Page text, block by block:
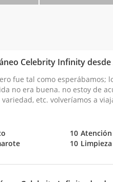
Celebrity Infinity desde
fue tal como esperábamos;
no era buena. no estoy de
variedad, etc. volveríamos a
10 Atención
10 Limpieza